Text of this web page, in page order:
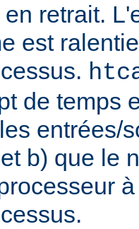
retrait.
est
de temps
entrées/
b) que le